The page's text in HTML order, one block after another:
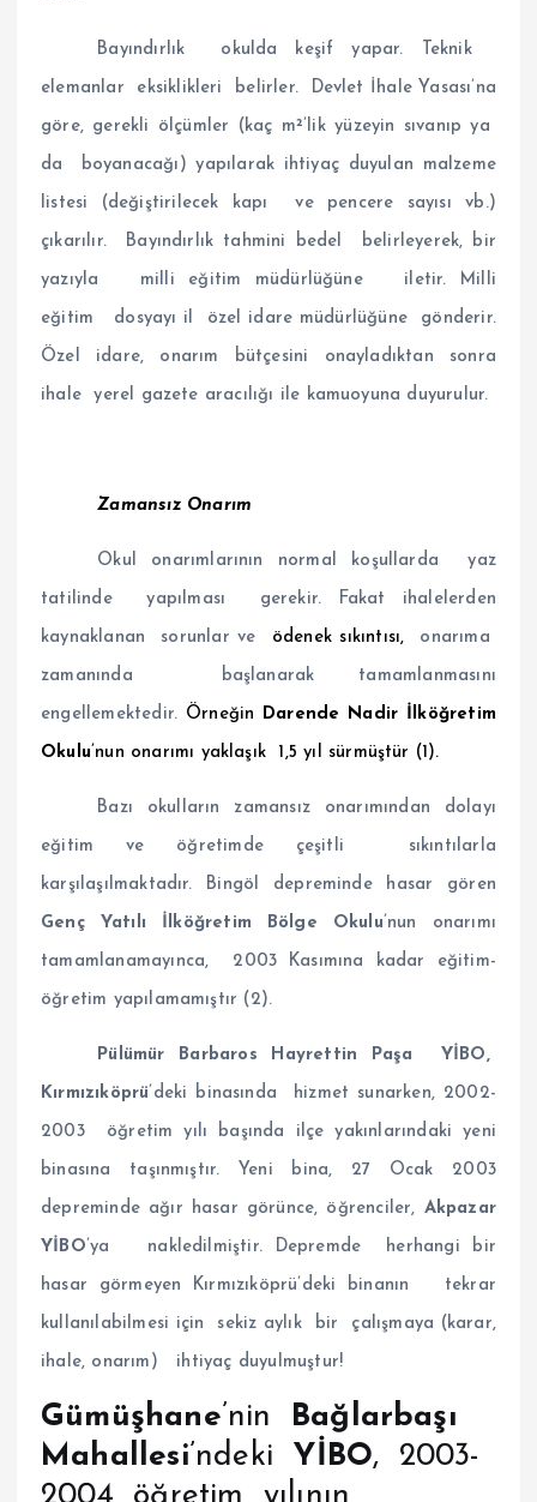
Bayındırlık okulda keşif yapar. Teknik
elemanlar eksiklikleri belirler. Devlet İhale Yasası’na
göre, gerekli ölçümler (kaç m²’lik yüzeyin sıvanıp ya
da boyanacağı) yapılarak ihtiyaç duyulan malzeme
listesi (değiştirilecek kapı ve pencere sayısı vb.)
çıkarılır. Bayındırlık tahmini bedel belirleyerek, bir
yazıyla milli eğitim müdürlüğüne iletir. Milli
eğitim dosyayı il özel idare müdürlüğüne gönderir.
Özel idare, onarım bütçesini onayladıktan sonra
ihale yerel gazete aracılığı ile kamuoyuna duyurulur.
Zamansız Onarım
Okul onarımlarının normal koşullarda yaz
tatilinde yapılması gerekir. Fakat ihalelerden
kaynaklanan sorunlar ve ödenek sıkıntısı, onarıma
zamanında başlanarak tamamlanmasını
engellemektedir. Örneğin Darende Nadir İlköğretim
Okulu ’nun onarımı yaklaşık 1,5 yıl sürmüştür (1).
Bazı okulların zamansız onarımından dolayı
eğitim ve öğretimde çeşitli sıkıntılarla
karşılaşılmaktadır. Bingöl depreminde hasar gören
Genç Yatılı İlköğretim Bölge Okulu ’nun onarımı
tamamlanamayınca, 2003 Kasımına kadar eğitim-
öğretim yapılamamıştır (2).
Pülümür Barbaros Hayrettin Paşa YİBO,
Kırmızıköprü ’deki binasında hizmet sunarken, 2002-
2003 öğretim yılı başında ilçe yakınlarındaki yeni
binasına taşınmıştır. Yeni bina, 27 Ocak 2003
depreminde ağır hasar görünce, öğrenciler, Akpazar
YİBO ’ya nakledilmiştir. Depremde herhangi bir
hasar görmeyen Kırmızıköprü’deki binanın tekrar
kullanılabilmesi için sekiz aylık bir çalışmaya (karar,
ihale, onarım) ihtiyaç duyulmuştur!
Gümüşhane ’nin Bağlarbaşı
Mahallesi ’ndeki YİBO, 2003-